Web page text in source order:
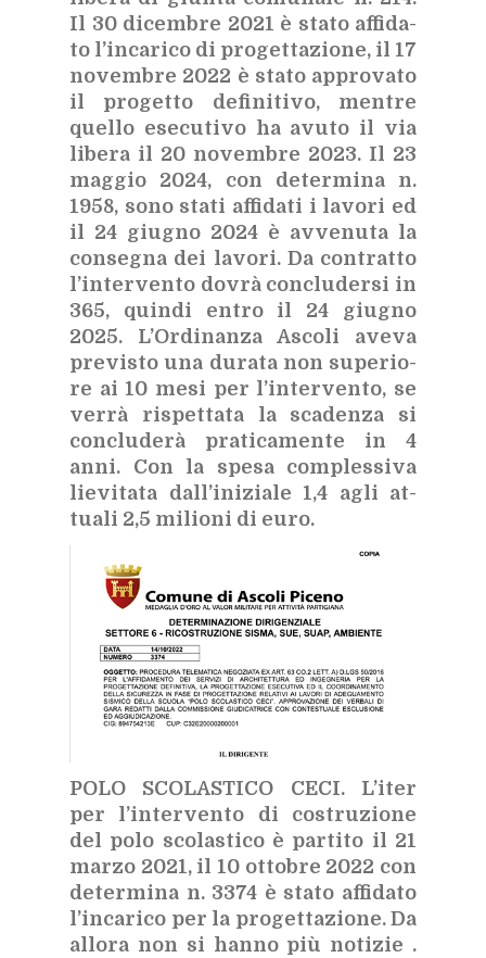
Il 30 di­cem­bre 2021 è sta­to af­fi­da­
to l’in­ca­ri­co di pro­get­ta­zio­ne, il 17
no­vem­bre 2022 è sta­to ap­pro­va­to
il pro­get­to de­fi­ni­ti­vo, men­tre
quel­lo ese­cu­ti­vo ha avu­to il via
li­be­ra il 20 no­vem­bre 2023. Il 23
mag­gio 2024, con de­ter­mi­na n.
1958, sono sta­ti af­fi­da­ti i la­vo­ri ed
il 24 giu­gno 2024 è av­ve­nu­ta la
con­se­gna dei la­vo­ri. Da con­trat­to
l’in­ter­ven­to do­vrà con­clu­der­si in
365, quin­di en­tro il 24 giu­gno
2025. L’Or­di­nan­za Asco­li ave­va
pre­vi­sto una du­ra­ta non su­pe­rio­
re ai 10 mesi per l’in­ter­ven­to, se
ver­rà ri­spet­ta­ta la sca­den­za si
con­clu­de­rà pra­ti­ca­men­te in 4
anni. Con la spe­sa com­ples­si­va
lie­vi­ta­ta dal­l’i­ni­zia­le 1,4 agli at­
tua­li 2,5 mi­lio­ni di euro.
POLO SCO­LA­STI­CO CECI.L’i­ter
per l’in­ter­ven­to di co­stru­zio­ne
del polo sco­la­sti­co è par­ti­to il 21
mar­zo 2021, il 10 ot­to­bre 2022 con
de­ter­mi­na n. 3374 è sta­to af­fi­da­to
l’in­ca­ri­co per la pro­get­ta­zio­ne. Da
al­lo­ra non si han­no più no­ti­zie .